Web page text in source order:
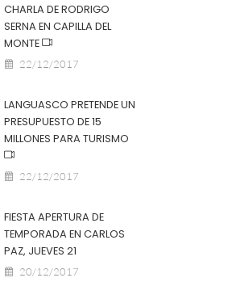
CHARLA DE RODRIGO
SERNA EN CAPILLA DEL
MONTE
22/12/2017
LANGUASCO PRETENDE UN
PRESUPUESTO DE 15
MILLONES PARA TURISMO
22/12/2017
FIESTA APERTURA DE
TEMPORADA EN CARLOS
PAZ, JUEVES 21
20/12/2017